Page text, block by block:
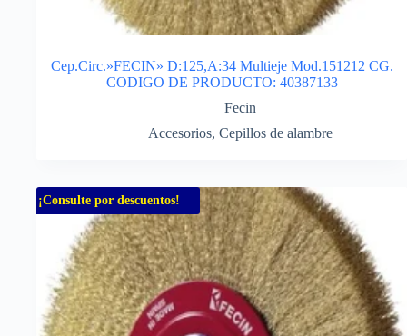
Cep.Circ.»FECIN» D:125,A:34 Multieje Mod.151212 CG.
CODIGO DE PRODUCTO: 40387133
Fecin
Accesorios, Cepillos de alambre
¡Consulte por descuentos!